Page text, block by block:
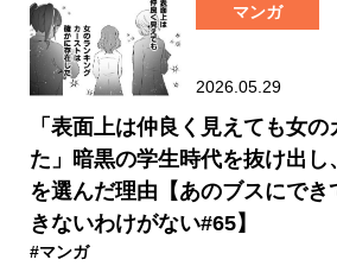
マンガ
2026.05.29
「表面上は仲良く見えても女
た」暗黒の学生時代を抜け出し
を選んだ理由【あのブスにでき
きないわけがない#65】
#マンガ